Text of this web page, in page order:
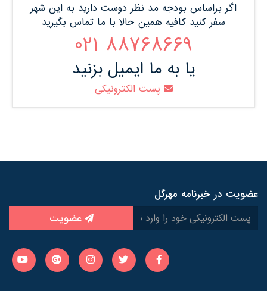
اگر براساس بودجه مد نظر دوست دارید به این شهر
سفر کنید کافیه همین حالا با ما تماس بگیرید
88768669 021
یا به ما ایمیل بزنید
پست الکترونیکی
عضویت در خبرنامه مهرگل
عضویت